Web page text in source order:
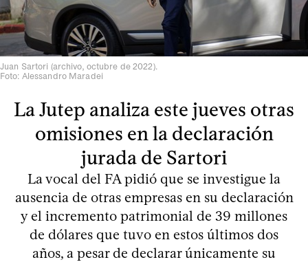
Juan Sartori (archivo, octubre de 2022).
Foto: Alessandro Maradei
La Jutep analiza este jueves otras
omisiones en la declaración
jurada de Sartori
La vocal del FA pidió que se investigue la
ausencia de otras empresas en su declaración
y el incremento patrimonial de 39 millones
de dólares que tuvo en estos últimos dos
años, a pesar de declarar únicamente su